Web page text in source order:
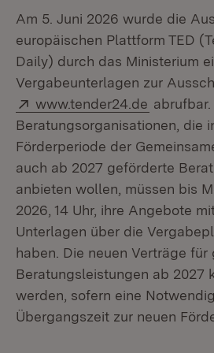
Am 5. Juni 2026 wurde die
europäischen Plattform TED
Daily) durch das Ministerium
Vergabeunterlagen zur
Extern:
www.tender24.de (Öffnet in
Beratungsorganisationen, die
Förderperiode der
auch ab 2027 geförderte
anbieten wollen, müssen bis
2026, 14 Uhr, ihre Angebote
Unterlagen über die
haben. Die neuen Verträge für
Beratungsleistungen ab 2027
werden, sofern eine
Übergangszeit zur neuen